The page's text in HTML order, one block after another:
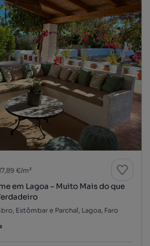
€/m²
em Lagoa – Muito Mais do que
Estômbar e Parchal, Lagoa, Faro